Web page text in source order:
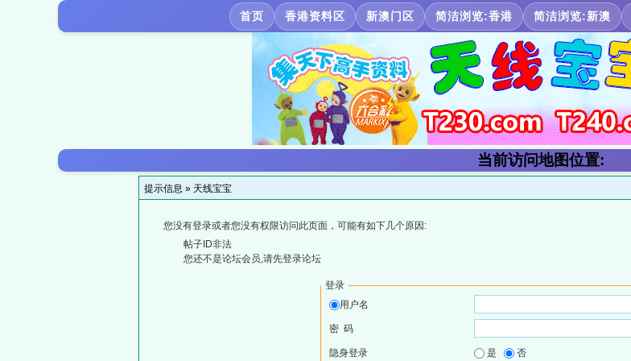
首页 香港资料区 新澳门区 简洁浏览:香港 简洁浏览:新澳
当前访问地图位置:
提示信息 » 天线宝宝
您没有登录或者您没有权限访问此页面，可能有如下几个原因:
帖子ID非法
您还不是论坛会员,请先登录论坛
登录
用户名
密 码
隐身登录 是 否